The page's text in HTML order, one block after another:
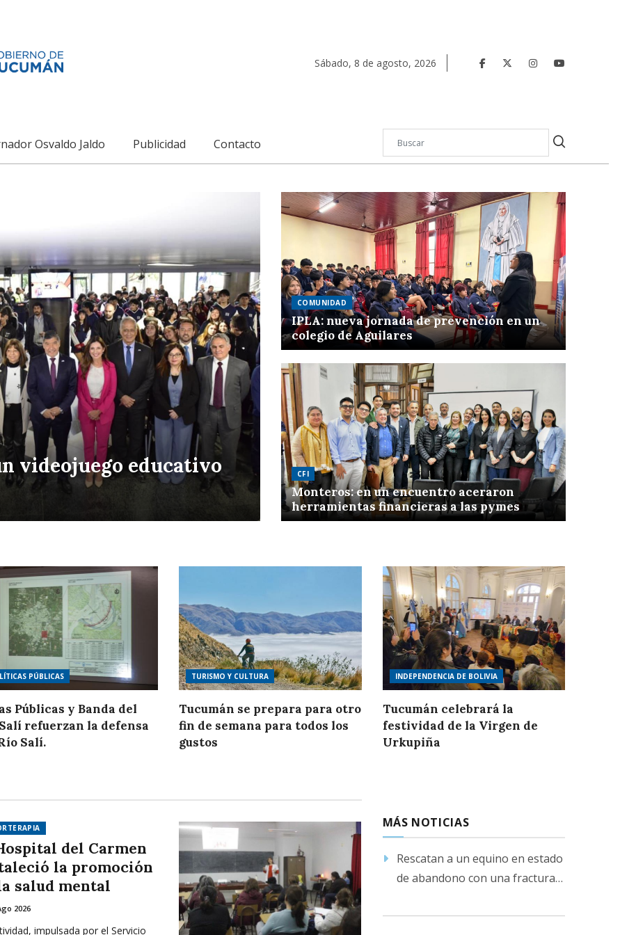
Sábado, 8 de agosto, 2026
Osvaldo Jaldo Publicidad Contacto
videojuego educativo
COMUNIDAD
IPLA: nueva jornada de prevención en un
colegio de Aguilares
CFI
Monteros: en un encuentro aceraron
herramientas financieras a las pymes
PÚBLICAS
Públicas y Banda del
refuerzan la defensa
Salí.
TURISMO Y CULTURA
Tucumán se prepara para otro
fin de semana para todos los
gustos
INDEPENDENCIA DE BOLIVIA
Tucumán celebrará la
festividad de la Virgen de
Urkupiña
del Carmen
la promoción
salud mental
2026
impulsada por el Servicio
MÁS NOTICIAS
Rescatan a un equino en estado
de abandono con una fractura